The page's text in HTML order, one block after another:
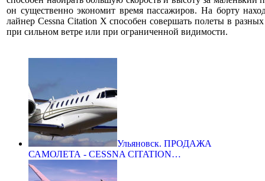
он существенно экономит время пассажиров. На борту
лайнер Cessna Citation X способен совершать полеты в
при сильном ветре или при ограниченной видимости.
Ульяновск. ПРОДАЖА
САМОЛЕТА - CESSNA CITATION…